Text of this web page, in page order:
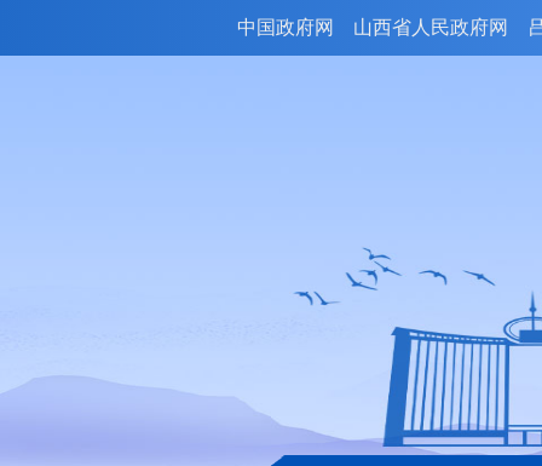
中国政府网 山西省人民政府网